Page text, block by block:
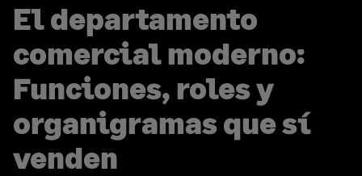
El departamento
comercial moderno:
Funciones, roles y
organigramas que sí
venden